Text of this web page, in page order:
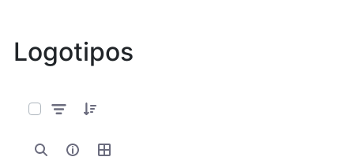
Logotipos